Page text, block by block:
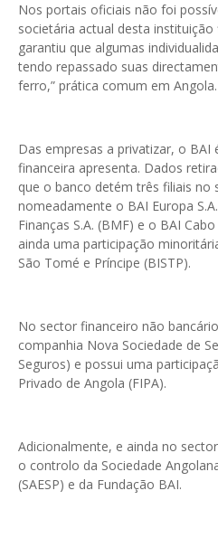
Nos portais oficiais não foi
societária actual desta
garantiu que algumas
tendo repassado suas
ferro,” prática comum em Angola.
Das empresas a privatizar, o BAI
financeira apresenta. Dados
que o banco detém três filiais no
nomeadamente o BAI Europa
Finanças S.A. (BMF) e o BAI
ainda uma participação
São Tomé e Príncipe (BISTP).
No sector financeiro não
companhia Nova Sociedade de
Seguros) e possui uma
Privado de Angola (FIPA).
Adicionalmente, e ainda no
o controlo da Sociedade
(SAESP) e da Fundação BAI.